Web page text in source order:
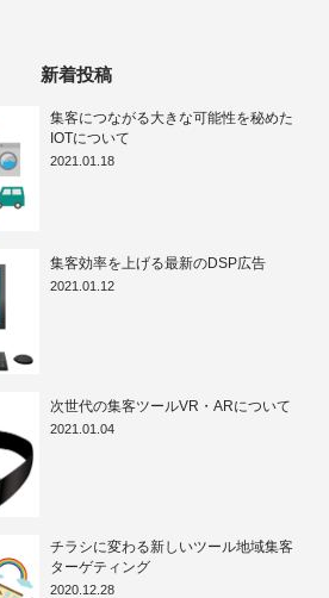
新着投稿
集客につながる大きな可能性を秘めた
IOTについて
2021.01.18
集客効率を上げる最新のDSP広告
2021.01.12
次世代の集客ツールVR・ARについて
2021.01.04
チラシに変わる新しいツール地域集客
ターゲティング
2020.12.28